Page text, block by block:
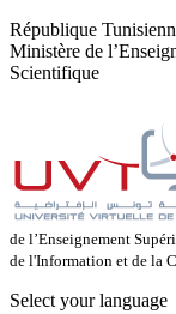
République
Ministère de
Scientifique
de l’Enseignement
de l'Information et de la
Select your language